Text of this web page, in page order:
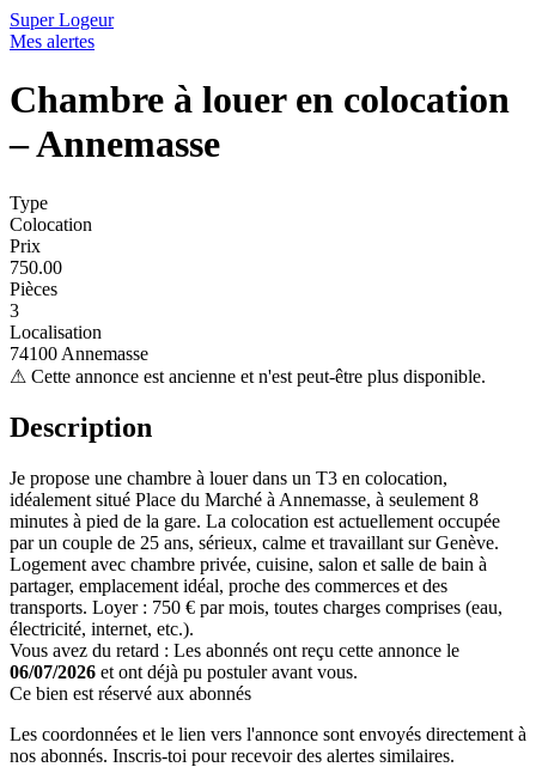
Super Logeur
Mes alertes
Chambre à louer en colocation
– Annemasse
Type
Colocation
Prix
750.00
Pièces
3
Localisation
74100 Annemasse
⚠ Cette annonce est ancienne et n'est peut-être plus disponible.
Description
Je propose une chambre à louer dans un T3 en colocation,
idéalement situé Place du Marché à Annemasse, à seulement 8
minutes à pied de la gare. La colocation est actuellement occupée
par un couple de 25 ans, sérieux, calme et travaillant sur Genève.
Logement avec chambre privée, cuisine, salon et salle de bain à
partager, emplacement idéal, proche des commerces et des
transports. Loyer : 750 € par mois, toutes charges comprises (eau,
électricité, internet, etc.).
Vous avez du retard : Les abonnés ont reçu cette annonce le
06/07/2026 et ont déjà pu postuler avant vous.
Ce bien est réservé aux abonnés
Les coordonnées et le lien vers l'annonce sont envoyés directement à
nos abonnés. Inscris-toi pour recevoir des alertes similaires.